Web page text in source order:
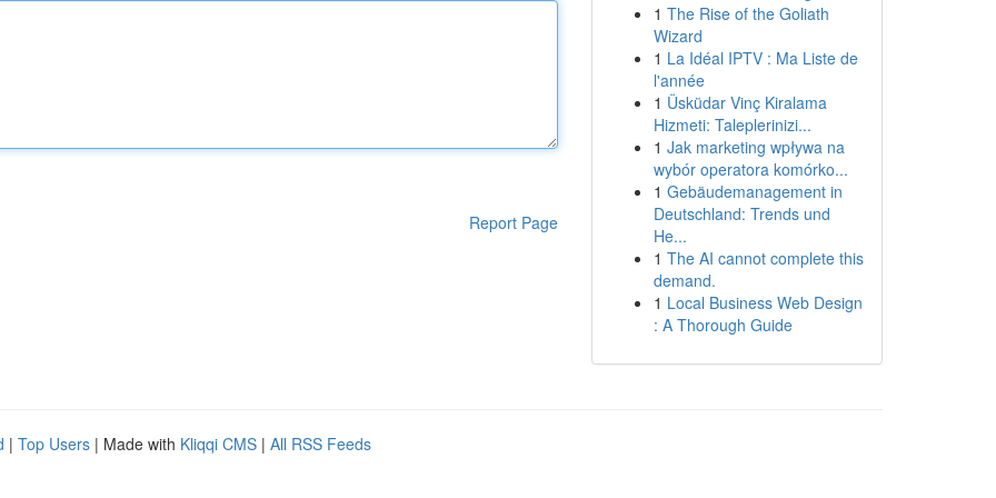
Report Page
1 The Rise of the Goliath
Wizard
1 La Idéal IPTV : Ma Liste de
l'année
1 Üsküdar Vinç Kiralama
Hizmeti: Taleplerinizi...
1 Jak marketing wpływa na
wybór operatora komórko...
1 Gebäudemanagement in
Deutschland: Trends und
He...
1 The AI cannot complete this
demand.
1 Local Business Web Design
: A Thorough Guide
| Top Users | Made with Kliqqi CMS | All RSS Feeds